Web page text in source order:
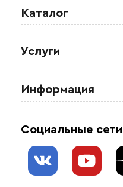
Каталог
Регулирующая
Взрывозащищенное
Системы защиты от
Услуги
Обогрев резервуаров
Обогрев трубопроводов
Информация
Блог
Социальные сети